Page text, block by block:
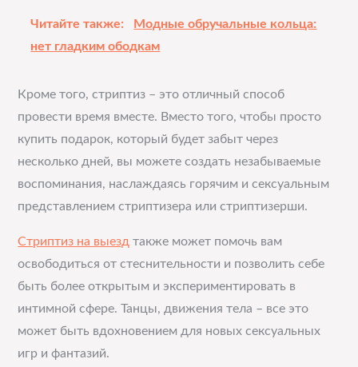
Читайте также:
Модные обручальные кольца:
нет гладким ободкам
Кроме того, стриптиз – это отличный способ
провести время вместе. Вместо того, чтобы просто
купить подарок, который будет забыт через
несколько дней, вы можете создать незабываемые
воспоминания, наслаждаясь горячим и сексуальным
представлением стриптизера или стриптизерши.
Стриптиз на выезд также может помочь вам
освободиться от стеснительности и позволить себе
быть более открытым и экспериментировать в
интимной сфере. Танцы, движения тела – все это
может быть вдохновением для новых сексуальных
игр и фантазий.